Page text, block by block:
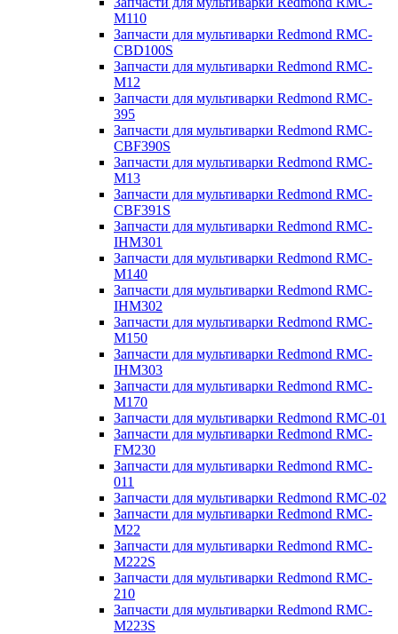
M110
Запчасти для мультиварки Redmond RMC-
CBD100S
Запчасти для мультиварки Redmond RMC-
M12
Запчасти для мультиварки Redmond RMC-
395
Запчасти для мультиварки Redmond RMC-
CBF390S
Запчасти для мультиварки Redmond RMC-
M13
Запчасти для мультиварки Redmond RMC-
CBF391S
Запчасти для мультиварки Redmond RMC-
IHM301
Запчасти для мультиварки Redmond RMC-
M140
Запчасти для мультиварки Redmond RMC-
IHM302
Запчасти для мультиварки Redmond RMC-
M150
Запчасти для мультиварки Redmond RMC-
IHM303
Запчасти для мультиварки Redmond RMC-
M170
Запчасти для мультиварки Redmond RMC-01
Запчасти для мультиварки Redmond RMC-
FM230
Запчасти для мультиварки Redmond RMC-
011
Запчасти для мультиварки Redmond RMC-02
Запчасти для мультиварки Redmond RMC-
M22
Запчасти для мультиварки Redmond RMC-
M222S
Запчасти для мультиварки Redmond RMC-
210
Запчасти для мультиварки Redmond RMC-
M223S